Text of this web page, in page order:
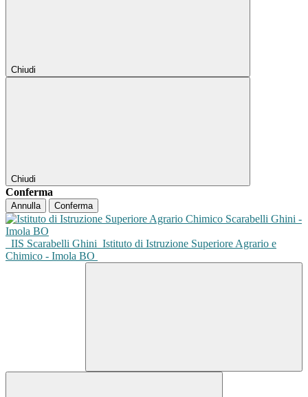
Chiudi
Chiudi
Conferma
Annulla Conferma
IIS Scarabelli Ghini Istituto di Istruzione Superiore Agrario e
Chimico - Imola BO